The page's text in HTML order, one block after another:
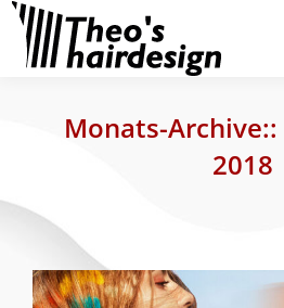
Monats-Archive::
2018